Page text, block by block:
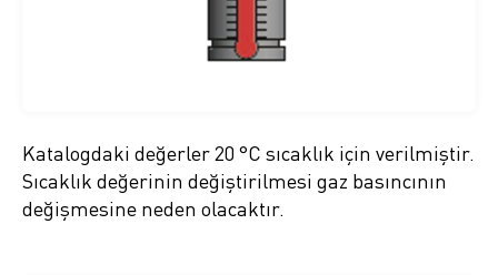
Katalogdaki değerler 20 °C sıcaklık için verilmiştir.
Sıcaklık değerinin değiştirilmesi gaz basıncının
değişmesine neden olacaktır.